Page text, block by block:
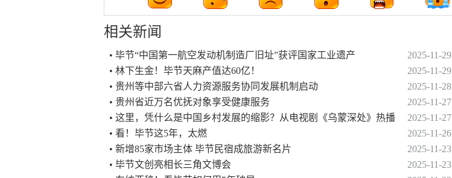
相关新闻
• 毕节“中国第一航空发动机制造厂旧址”获评国家工业遗产
2025-11-29
• 林下生金！毕节天麻产值达60亿！
2025-11-29
• 贵州等中部六省人力资源服务协同发展机制启动
2025-11-28
• 贵州省近万名优抚对象享受健康服务
2025-11-27
• 这里，凭什么是中国乡村发展的缩影？从电视剧《乌蒙深处》热播
2025-11-27
• 看！毕节这5年，太燃
2025-11-26
• 新增85家市场主体 毕节民宿成旅游新名片
2025-11-23
• 毕节文创亮相长三角文博会
2025-11-23